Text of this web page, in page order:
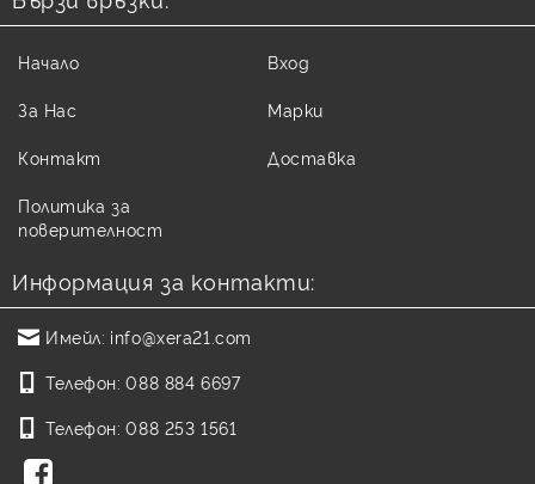
Начало
За Нас
Контакт
Политика за
поверителност
Вход
Марки
Доставка
Информация за контакти:
Имейл: info@xera21.com
Телефон: 088 884 6697
Телефон: 088 253 1561